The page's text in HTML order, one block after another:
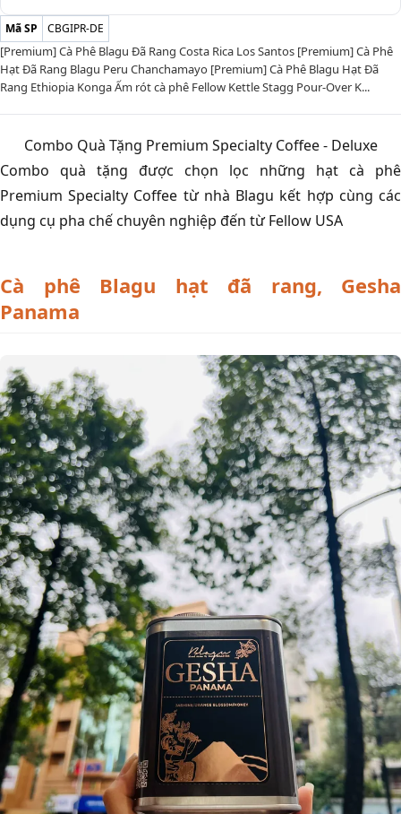
Mã SP CBGIPR-DE
[Premium] Cà Phê Blagu Đã Rang Costa Rica Los Santos [Premium] Cà Phê
Hạt Đã Rang Blagu Peru Chanchamayo [Premium] Cà Phê Blagu Hạt Đã
Rang Ethiopia Konga Ấm rót cà phê Fellow Kettle Stagg Pour-Over K...
Combo Quà Tặng Premium Specialty Coffee - Deluxe
Combo quà tặng được chọn lọc những hạt cà phê
Premium Specialty Coffee từ nhà Blagu kết hợp cùng các
dụng cụ pha chế chuyên nghiệp đến từ Fellow USA
Cà phê Blagu hạt đã rang, Gesha
Panama